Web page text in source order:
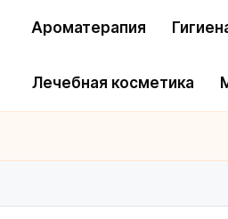
Ароматерапия
Лечебная косметика